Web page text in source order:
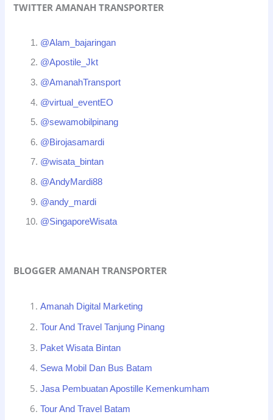
TWITTER AMANAH TRANSPORTER
@Alam_bajaringan
@Apostile_Jkt
@AmanahTransport
@virtual_eventEO
@sewamobilpinang
@Birojasamardi
@wisata_bintan
@AndyMardi88
@andy_mardi
@SingaporeWisata
BLOGGER AMANAH TRANSPORTER
Amanah Digital Marketing
Tour And Travel Tanjung Pinang
Paket Wisata Bintan
Sewa Mobil Dan Bus Batam
Jasa Pembuatan Apostille Kemenkumham
Tour And Travel Batam